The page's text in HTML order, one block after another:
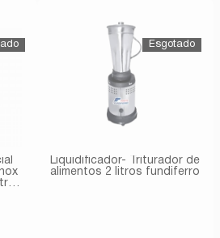
Liquidificador- Triturador de
alimentos 2 litros fundiferro